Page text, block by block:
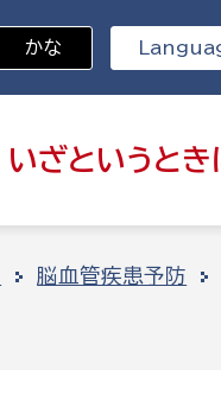
いざと いうとき
かな
脳血管疾患予防